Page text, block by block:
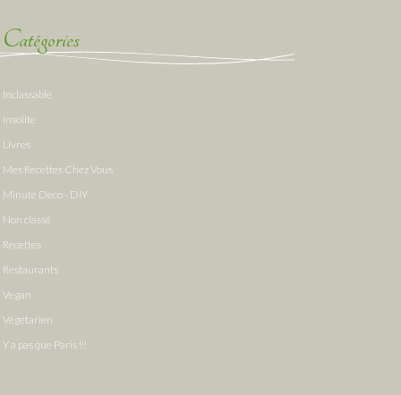
Catégories
Inclassable
Insolite
Livres
Mes Recettes Chez Vous
Minute Deco - DIY
Non classé
Recettes
Restaurants
Vegan
Végétarien
Y a pas que Paris !!!